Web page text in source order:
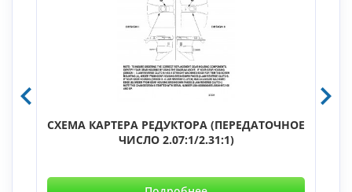
СХЕМА КАРТЕРА РЕДУКТОРА (ПЕРЕДАТОЧНОЕ
ЧИСЛО 2.07:1/2.31:1)